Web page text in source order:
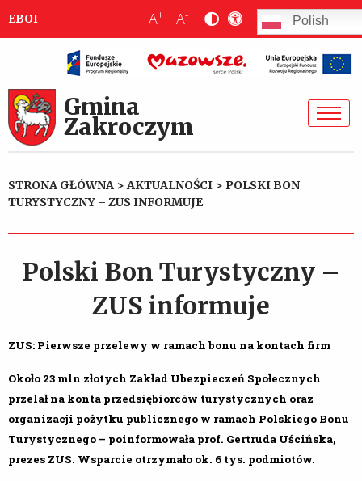
EBOI A+ A- Polish
Gmina
Zakroczym
STRONA GŁÓWNA >AKTUALNOŚCI > POLSKI BON
TURYSTYCZNY – ZUS INFORMUJE
Polski Bon Turystyczny –
ZUS informuje
ZUS: Pierwsze przelewy w ramach bonu na kontach firm
Około 23 mln złotych Zakład Ubezpieczeń Społecznych
przelał na konta przedsiębiorców turystycznych oraz
organizacji pożytku publicznego w ramach Polskiego Bonu
Turystycznego – poinformowała prof. Gertruda Uścińska,
prezes ZUS. Wsparcie otrzymało ok. 6 tys. podmiotów.